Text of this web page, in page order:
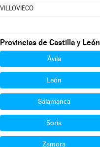
VILLOVIECO
Provincias de Castilla y León
Ávila
León
Salamanca
Soria
Zamora